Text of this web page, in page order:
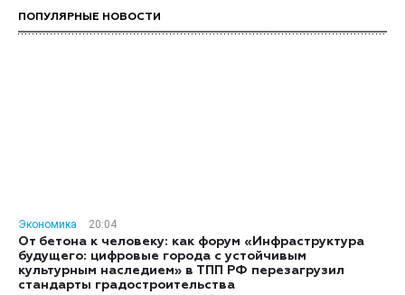
ПОПУЛЯРНЫЕ НОВОСТИ
Экономика
20:04
От бетона к человеку: как форум «Инфраструктура
будущего: цифровые города с устойчивым
культурным наследием» в ТПП РФ перезагрузил
стандарты градостроительства